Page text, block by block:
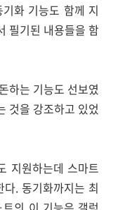
화 기능도 함께 지
필기된 내용들을 함
하는 기능도 선보였
것을 강조하고 있었
지원하는데 스마트
. 동기화까지는 최